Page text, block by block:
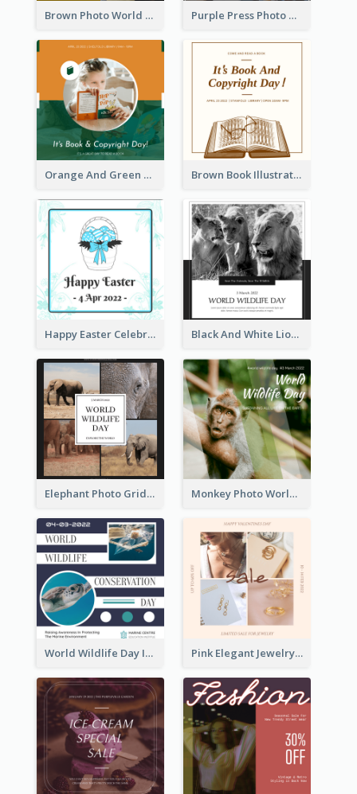
Brown Photo World Press Freedom Day Instagram Post Purple Press Photo World Press Freedom Day Instagram Post
Orange And Green Photo Book And Copyright Day Instagram Post Brown Book Illustration Book And Copyright Day Instagram Post
Happy Easter Celebration Instagram Post Black And White Lion World Wildlife Day Instagram Post
Elephant Photo Grid World Wildlife Day Instagram Post Monkey Photo World Wildlife Day Instagram Post
World Wildlife Day Instagram Post Pink Elegant Jewelry Sale Valentines Day Instagram Post